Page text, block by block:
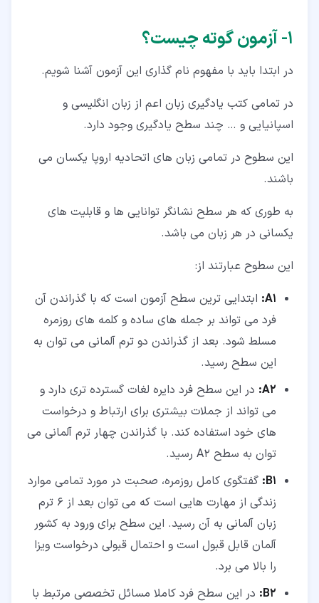
۵‏-‏۱‏- بخش Tile1 آزمون Sprechen
۵‏-‏۲‏- بخش Tile2 آزمون Sprechen
۵‏-‏۳‏- بخش Tile3 آزمون Sprechen
۱‏- آزمون گوته چیست؟
در ابتدا باید با مفهوم نام گذاری این آزمون آشنا شویم.
در تمامی کتب یادگیری زبان اعم از زبان انگلیسی و
اسپانیایی و … چند سطح یادگیری وجود دارد.
این سطوح در تمامی زبان های اتحادیه اروپا یکسان می
باشند.
به طوری که هر سطح نشانگر توانایی ها و قابلیت های
یکسانی در هر زبان می باشد.
این سطوح عبارتند از:
A1: ابتدایی ترین سطح آزمون است که با گذراندن آن
فرد می تواند بر جمله های ساده و کلمه های روزمره
مسلط شود. بعد از گذراندن دو ترم آلمانی می توان به
این سطح رسید.
A2: در این سطح فرد دایره لغات گسترده تری دارد و
می تواند از جملات بیشتری برای ارتباط و درخواست
های خود استفاده کند. با گذراندن چهار ترم آلمانی می
توان به سطح A2 رسید.
B1: گفتگوی کامل روزمره، صحبت در مورد تمامی موارد
زندگی از مهارت هایی است که می توان بعد از 6 ترم
زبان آلمانی به آن رسید. این سطح برای ورود به کشور
آلمان قابل قبول است و احتمال قبولی درخواست ویزا
را بالا می برد.
B2: در این سطح فرد کاملا مسائل تخصصی مرتبط با